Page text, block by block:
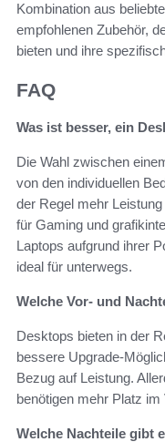
Kombination aus
empfohlenen Zubehör,
bieten und ihre
FAQ
Was ist besser, ein
Die Wahl zwischen
von den individuellen
der Regel mehr
für Gaming und
Laptops aufgrund ihrer
ideal für unterwegs.
Welche Vor- und
Desktops bieten in der
bessere Upgrade-
Bezug auf Leistung.
benötigen mehr Platz
Welche Nachteile gibt